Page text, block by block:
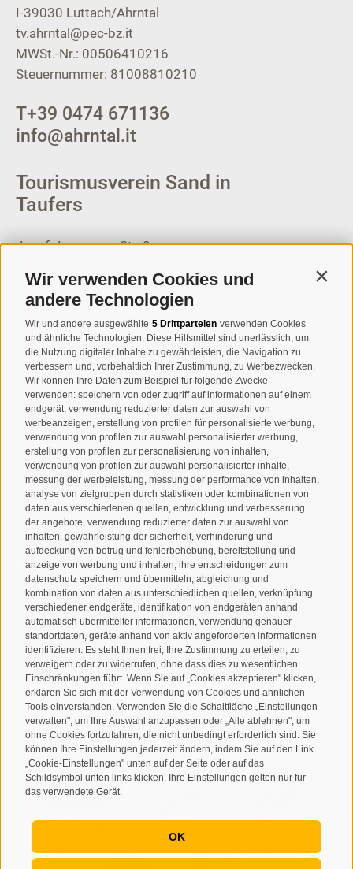
Wir verwenden Cookies und
andere Technologien
Wir und andere ausgewählte 5 Drittparteien verwenden Cookies
und ähnliche Technologien. Diese Hilfsmittel sind unerlässlich, um
die Nutzung digitaler Inhalte zu gewährleisten, die Navigation zu
verbessern und, vorbehaltlich Ihrer Zustimmung, zu Werbezwecken.
Wir können Ihre Daten zum Beispiel für folgende Zwecke
verwenden: speichern von oder zugriff auf informationen auf einem
endgerät, verwendung reduzierter daten zur auswahl von
werbeanzeigen, erstellung von profilen für personalisierte werbung,
verwendung von profilen zur auswahl personalisierter werbung,
erstellung von profilen zur personalisierung von inhalten,
verwendung von profilen zur auswahl personalisierter inhalte,
messung der werbeleistung, messung der performance von inhalten,
analyse von zielgruppen durch statistiken oder kombinationen von
daten aus verschiedenen quellen, entwicklung und verbesserung
der angebote, verwendung reduzierter daten zur auswahl von
inhalten, gewährleistung der sicherheit, verhinderung und
aufdeckung von betrug und fehlerbehebung, bereitstellung und
anzeige von werbung und inhalten, ihre entscheidungen zum
datenschutz speichern und übermitteln, abgleichung und
kombination von daten aus unterschiedlichen quellen, verknüpfung
verschiedener endgeräte, identifikation von endgeräten anhand
automatisch übermittelter informationen, verwendung genauer
standortdaten, geräte anhand von aktiv angeforderten informationen
identifizieren. Es steht Ihnen frei, Ihre Zustimmung zu erteilen, zu
verweigern oder zu widerrufen, ohne dass dies zu wesentlichen
Einschränkungen führt. Wenn Sie auf „Cookies akzeptieren" klicken,
erklären Sie sich mit der Verwendung von Cookies und ähnlichen
Tools einverstanden. Verwenden Sie die Schaltfläche „Einstellungen
verwalten", um Ihre Auswahl anzupassen oder „Alle ablehnen", um
ohne Cookies fortzufahren, die nicht unbedingt erforderlich sind. Sie
können Ihre Einstellungen jederzeit ändern, indem Sie auf den Link
„Cookie-Einstellungen" unten auf der Seite oder auf das
Schildsymbol unten links klicken. Ihre Einstellungen gelten nur für
das verwendete Gerät.
OK
I-39030 Luttach/Ahrntal
tv.ahrntal@pec-bz.it
MWSt.-Nr.: 00506410216
Steuernummer: 81008810210
T+39 0474 671136
info@ahrntal.it
Tourismusverein Sand in
Taufers
Josef-Jungmann-Str. 8
MWSt.-Nr: 00518320213
T+39 0474 678076
info@taufers.com
Newsletteranmeldung
Ich habe dieDatenschutzbestimmungengelesen und
verstanden und stimme der Verarbeitung meiner
personenbezogenen Daten durch den Verantwortlichen zu
ANMELDEN
Sitemap • Impressum • Cookie-Richtlinie • Privacy •
Cookie Präferenzen • created with passion by